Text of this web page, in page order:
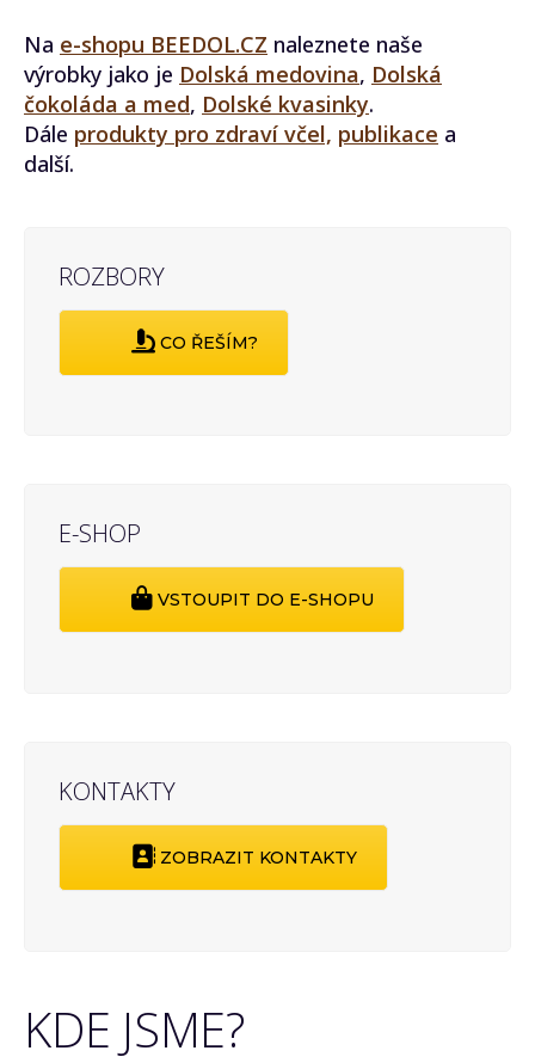
Na e-shopu BEEDOL.CZ naleznete naše
výrobky jako je Dolská medovina, Dolská
čokoláda a med, Dolské kvasinky.
Dále produkty pro zdraví včel, publikace a
další.
ROZBORY
CO ŘEŠÍM?
E-SHOP
VSTOUPIT DO E-SHOPU
KONTAKTY
ZOBRAZIT KONTAKTY
KDE JSME?